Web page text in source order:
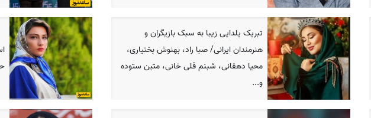
تبریک یلدایی زیبا به سبک بازیگران و
هنرمندان ایرانی/ صبا راد، بهنوش بختیاری،
محیا دهقانی، شبنم قلی خانی، متین ستوده
و...